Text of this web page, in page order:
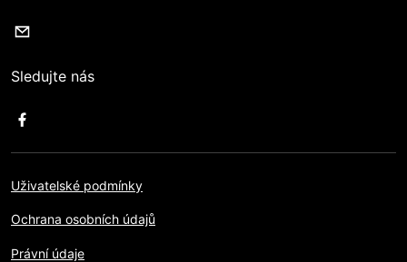
Sledujte nás
Uživatelské podmínky
Ochrana osobních údajů
Právní údaje